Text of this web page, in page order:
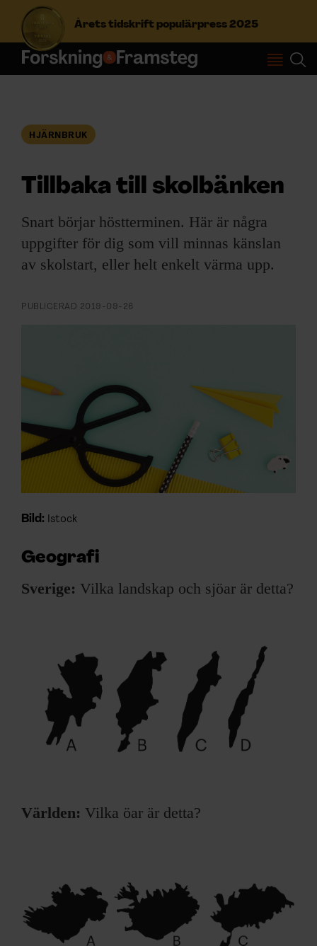
Årets tidskrift populärpress 2025
S
f
r
Logga in
NYHETSBREV
EVENEMANG & RESOR
SHOP
KONTAKTA F&F
SKRIV I F&F
PRENUMERERA PÅ F&F
ANNONSERA I F&F
HJÄRNBRUK
Tillbaka till skolbänken
Snart börjar höstterminen. Här är några
uppgifter för dig som vill minnas känslan
av skolstart, eller helt enkelt värma upp.
PUBLICERAD 2019-09-26
Bild: Istock
Geografi
Sverige: Vilka landskap och sjöar är detta?
Världen: Vilka öar är detta?